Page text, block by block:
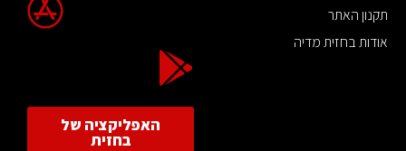
תקנון האתר
אודות בחזית מדיה
האפליקציה של
בחזית